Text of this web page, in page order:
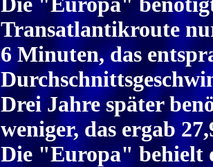
Transatlantikroute
6 Minuten, das
Drei Jahre später
weniger, das ergab
Die "Europa" behielt